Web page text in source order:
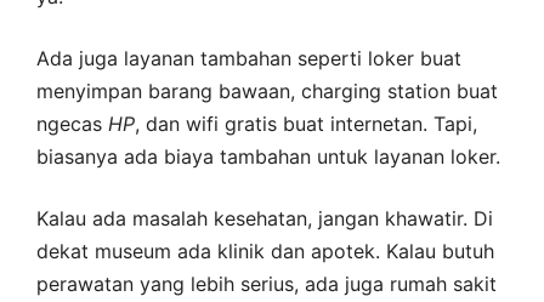
Ada juga layanan tambahan seperti loker buat
menyimpan barang bawaan, charging station buat
ngecas HP, dan wifi gratis buat internetan. Tapi,
biasanya ada biaya tambahan untuk layanan loker.
Kalau ada masalah kesehatan, jangan khawatir. Di
dekat museum ada klinik dan apotek. Kalau butuh
perawatan yang lebih serius, ada juga rumah sakit